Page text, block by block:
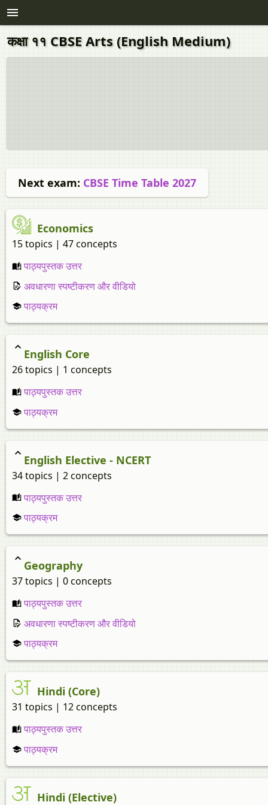
कक्षा ११ CBSE Arts (English Medium)
Next exam: CBSE Time Table 2027
Economics
15 topics | 47 concepts
पाठ्यपुस्तक उत्तर
अवधारणा स्पष्टीकरण और वीडियो
पाठ्यक्रम
English Core
26 topics | 1 concepts
पाठ्यपुस्तक उत्तर
पाठ्यक्रम
English Elective - NCERT
34 topics | 2 concepts
पाठ्यपुस्तक उत्तर
पाठ्यक्रम
Geography
37 topics | 0 concepts
पाठ्यपुस्तक उत्तर
अवधारणा स्पष्टीकरण और वीडियो
पाठ्यक्रम
Hindi (Core)
31 topics | 12 concepts
पाठ्यपुस्तक उत्तर
पाठ्यक्रम
Hindi (Elective)